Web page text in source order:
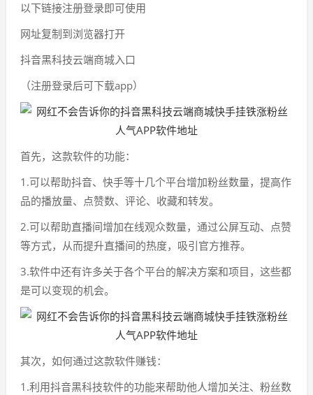
以下链接注册登录即可使用
网址复制到浏览器打开
抖音黑科技云端商城入口
（注册登录后可下载app）
首先，这款软件的功能：
1.可以帮助抖音、快手等十几个平台增加粉丝数量，提高作
品的播放量、点赞数、评论、收藏和转发。
2.可以帮助直播间增加在线观众数量，通过公屏互动、点赞
等方式，从而提升直播间的热度，吸引官方推荐。
3.软件中还有许多关于各个平台的解决方案和项目，这些都
是可以变现的机会。
其次，如何通过这款软件赚钱：
1.利用抖音黑科技软件的功能来帮助他人增加关注、粉丝数